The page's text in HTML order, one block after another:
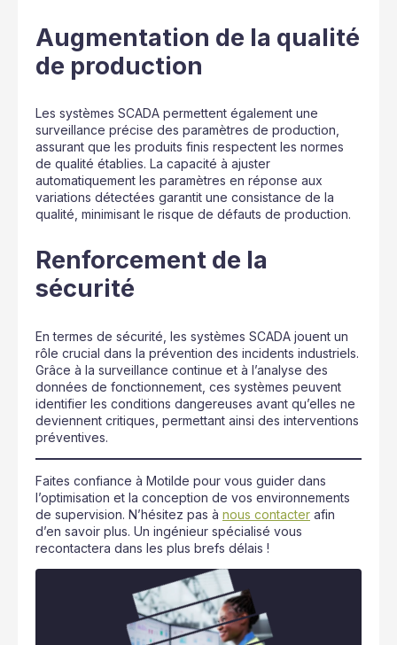
Augmentation de la qualité
de production
Les systèmes SCADA permettent également une
surveillance précise des paramètres de production,
assurant que les produits finis respectent les normes
de qualité établies. La capacité à ajuster
automatiquement les paramètres en réponse aux
variations détectées garantit une consistance de la
qualité, minimisant le risque de défauts de production.
Renforcement de la
sécurité
En termes de sécurité, les systèmes SCADA jouent un
rôle crucial dans la prévention des incidents industriels.
Grâce à la surveillance continue et à l’analyse des
données de fonctionnement, ces systèmes peuvent
identifier les conditions dangereuses avant qu’elles ne
deviennent critiques, permettant ainsi des interventions
préventives.
Faites confiance à Motilde pour vous guider dans
l’optimisation et la conception de vos environnements
de supervision. N’hésitez pas à nous contacter afin
d’en savoir plus. Un ingénieur spécialisé vous
recontactera dans les plus brefs délais !